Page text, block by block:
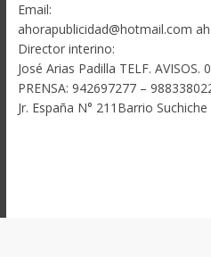
Email:
ahorapublicidad@hotmail.com
Director interino:
José Arias Padilla TELF.
PRENSA: 942697277 –
Jr. España N° 211Barrio